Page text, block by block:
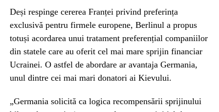
Deși respinge cererea Franței privind preferința
exclusivă pentru firmele europene, Berlinul a propus
totuși acordarea unui tratament preferențial companiilor
din statele care au oferit cel mai mare sprijin financiar
Ucrainei. O astfel de abordare ar avantaja Germania,
unul dintre cei mai mari donatori ai Kievului.
„Germania solicită ca logica recompensării sprijinului